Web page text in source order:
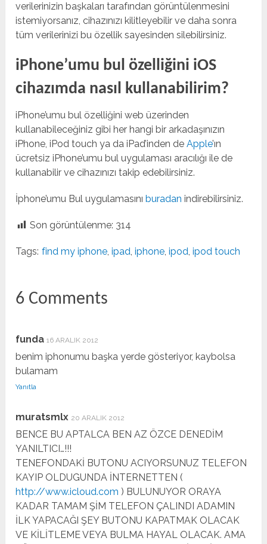
verilerinizin başkaları tarafından görüntülenmesini
istemiyorsanız, cihazınızı kilitleyebilir ve daha sonra
tüm verilerinizi bu özellik sayesinden silebilirsiniz.
iPhone’umu bul özelliğini iOS
cihazımda nasıl kullanabilirim?
iPhone’umu bul özelliğini web üzerinden
kullanabileceğiniz gibi her hangi bir arkadaşınızın
iPhone, iPod touch ya da iPad’inden deApple’ın
ücretsiz iPhone’umu bul uygulaması aracılığı ile de
kullanabilir ve cihazınızı takip edebilirsiniz.
İphone’umu Bul uygulamasını buradan indirebilirsiniz.
Son görüntülenme: 314
Tags: find my iphone,ipad,iphone,ipod,ipod touch
6 Comments
funda 16 ARALIK 2012
benim iphonumu başka yerde gösteriyor, kaybolsa
bulamam
Yanıtla
muratsmlx 20 ARALIK 2012
BENCE BU APTALCA BEN AZ ÖZCE DENEDİM
YANILTICI…!!!
TENEFONDAKİ BUTONU ACIYORSUNUZ TELEFON
KAYIP OLDUGUNDA İNTERNETTEN (
http://www.icloud.com ) BULUNUYOR ORAYA
KADAR TAMAM ŞİM TELEFON ÇALINDI ADAMIN
İLK YAPACAĞI ŞEY BUTONU KAPATMAK OLACAK
VE KİLİTLEME VEYA BULMA HAYAL OLACAK. AMA